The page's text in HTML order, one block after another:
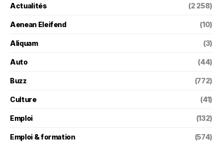
Actualités (2 258)
Aenean Eleifend (10)
Aliquam (3)
Auto (44)
Buzz (772)
Culture (41)
Emploi (132)
Emploi & formation (574)